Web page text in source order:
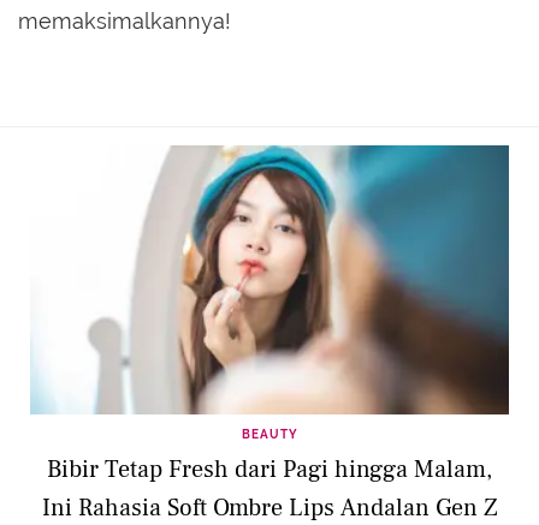
memaksimalkannya!
BEAUTY
Bibir Tetap Fresh dari Pagi hingga Malam,
Ini Rahasia Soft Ombre Lips Andalan Gen Z